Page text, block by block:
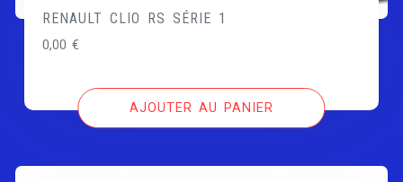
RENAULT CLIO RS SÉRIE 1
0,00€
AJOUTER AU PANIER